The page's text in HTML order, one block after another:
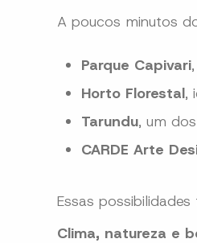
A poucos minutos
Parque Capivari
Horto Florestal,
Tarundu, um
CARDE Arte
Essas
Clima, natureza e